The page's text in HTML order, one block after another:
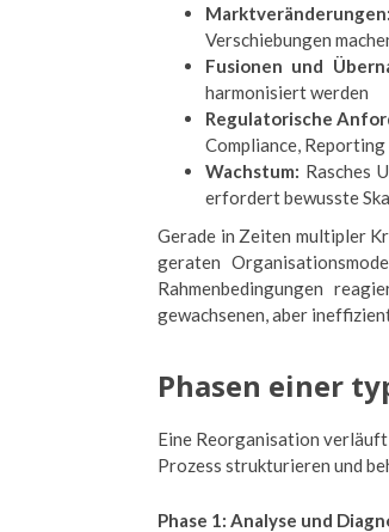
Marktveränderungen:
Verschiebungen
Fusionen und
harmonisiert werden
Regulatorische
Compliance,
Wachstum: Rasches
erfordert bewusste
Gerade in Zeiten multipler
geraten
Rahmenbedingungen
gewachsenen, aber
Phasen einer
Eine Reorganisation
Prozess strukturieren und
Phase 1: Analyse und